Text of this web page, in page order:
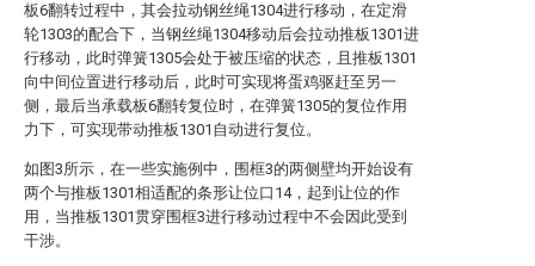
板6翻转过程中，其会拉动钢丝绳1304进行移动，在定滑
轮1303的配合下，当钢丝绳1304移动后会拉动推板1301进
行移动，此时弹簧1305会处于被压缩的状态，且推板1301
向中间位置进行移动后，此时可实现将蛋鸡驱赶至另一
侧，最后当承载板6翻转复位时，在弹簧1305的复位作用
力下，可实现带动推板1301自动进行复位。
如图3所示，在一些实施例中，围框3的两侧壁均开始设有
两个与推板1301相适配的条形让位口14，起到让位的作
用，当推板1301贯穿围框3进行移动过程中不会因此受到
干涉。